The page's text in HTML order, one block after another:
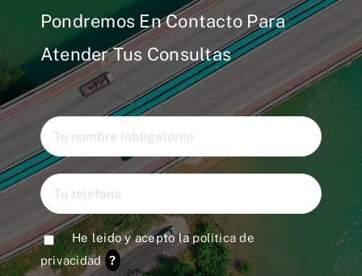
Pondremos En Contacto Para
Atender Tus Consultas
He leido y acepto lapolítica de
privacidad ?